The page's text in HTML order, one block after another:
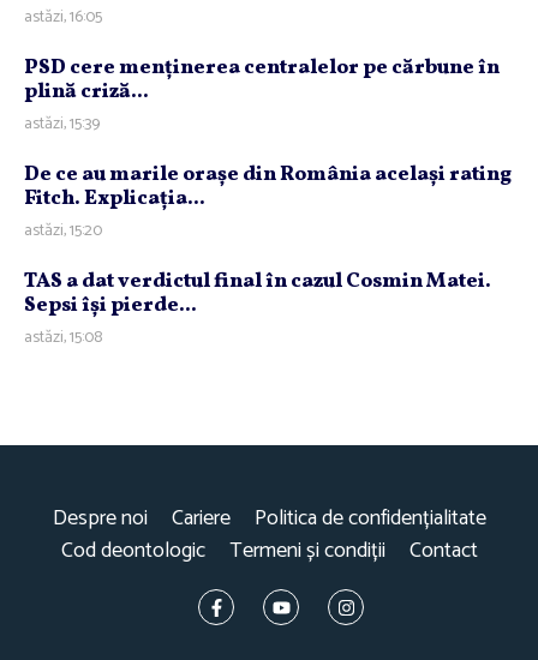
astăzi, 16:05
PSD cere menţinerea centralelor pe cărbune în
plină criză...
astăzi, 15:39
De ce au marile oraşe din România acelaşi rating
Fitch. Explicaţia...
astăzi, 15:20
TAS a dat verdictul final în cazul Cosmin Matei.
Sepsi îşi pierde...
astăzi, 15:08
Despre noi Cariere
Politica de confidențialitate
Cod deontologic
Termeni și condiții Contact